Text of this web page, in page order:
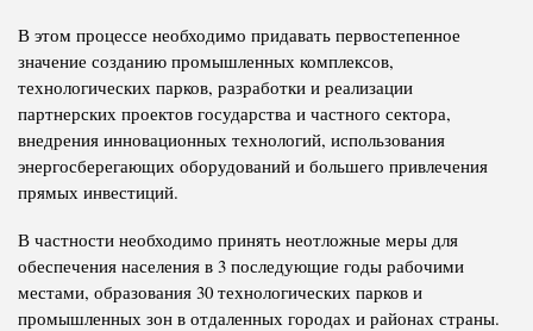
В этом процессе необходимо придавать первостепенное
значение созданию промышленных комплексов,
технологических парков, разработки и реализации
партнерских проектов государства и частного сектора,
внедрения инновационных технологий, использования
энергосберегающих оборудований и большего привлечения
прямых инвестиций.
В частности необходимо принять неотложные меры для
обеспечения населения в 3 последующие годы рабочими
местами, образования 30 технологических парков и
промышленных зон в отдаленных городах и районах страны.